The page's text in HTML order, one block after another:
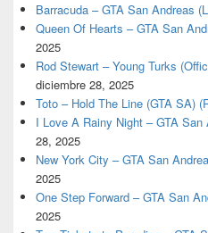
Barracuda – GTA San Andreas
Queen Of Hearts – GTA San
2025
Rod Stewart – Young Turks
diciembre 28, 2025
Toto – Hold The Line (GTA SA)
I Love A Rainy Night – GTA San
28, 2025
New York City – GTA San
2025
One Step Forward – GTA San
2025